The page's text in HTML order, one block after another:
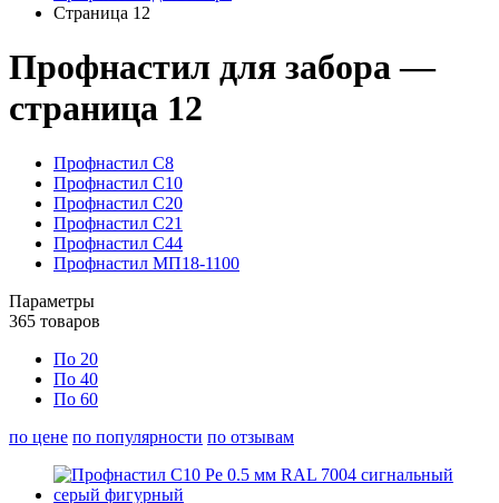
Страница 12
Профнастил для забора —
страница 12
Профнастил С8
Профнастил С10
Профнастил С20
Профнастил С21
Профнастил С44
Профнастил МП18-1100
Параметры
365 товаров
По 20
По 40
По 60
по цене по популярности по отзывам